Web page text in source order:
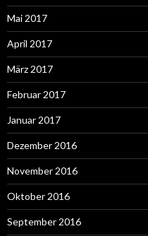
Mai 2017
April 2017
März 2017
Februar 2017
Januar 2017
Dezember 2016
November 2016
Oktober 2016
September 2016